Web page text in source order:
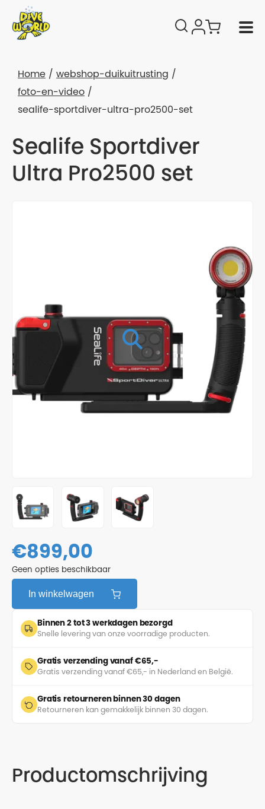
Home
webshop-duikuitrusting
foto-en-video
sealife-sportdiver-ultra-pro2500-set
Sealife Sportdiver
Ultra Pro2500 set
€899,00
Geen opties beschikbaar
In winkelwagen
Binnen 2 tot 3 werkdagen bezorgd
Snelle levering van onze voorradige producten.
Gratis verzending vanaf €65,-
Gratis verzending vanaf €65,- in Nederland en België.
Gratis retourneren binnen 30 dagen
Retourneren kan gemakkelijk binnen 30 dagen.
Productomschrijving